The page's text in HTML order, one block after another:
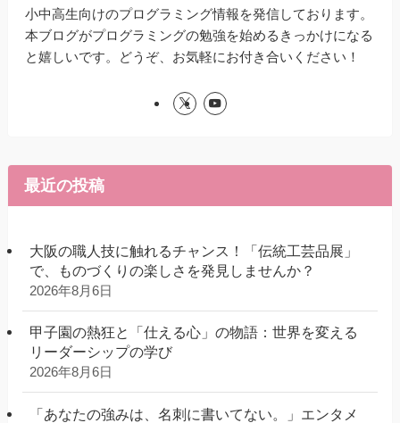
小中高生向けのプログラミング情報を発信しております。
本ブログがプログラミングの勉強を始めるきっかけになる
と嬉しいです。どうぞ、お気軽にお付き合いください！
最近の投稿
大阪の職人技に触れるチャンス！「伝統工芸品展」
で、ものづくりの楽しさを発見しませんか？
2026年8月6日
甲子園の熱狂と「仕える心」の物語：世界を変える
リーダーシップの学び
2026年8月6日
「あなたの強みは、名刺に書いてない。」エンタメ